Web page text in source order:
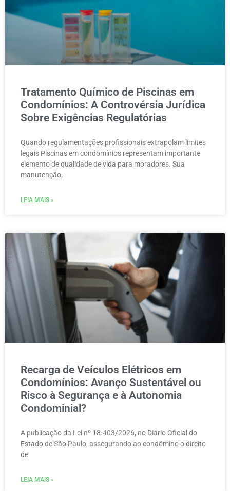
Tratamento Químico de Piscinas em
Condomínios: A Controvérsia Jurídica
Sobre Exigências Regulatórias
Quando regulamentações profissionais extrapolam limites
legais Piscinas em condomínios representam importante
elemento de qualidade de vida para moradores. Sua
manutenção,
LEIA MAIS »
Recarga de Veículos Elétricos em
Condomínios: Avanço Sustentável ou
Risco à Segurança e à Autonomia
Condominial?
A publicação da Lei nº 18.403/2026, no Diário Oficial do
Estado de São Paulo, assegurando ao condômino o direito
de
LEIA MAIS »